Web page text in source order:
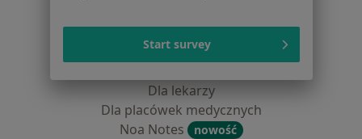
Dla profesjonalistów
Dla lekarzy
Dla placówek medycznych
Noa Notes
nowość
Start survey